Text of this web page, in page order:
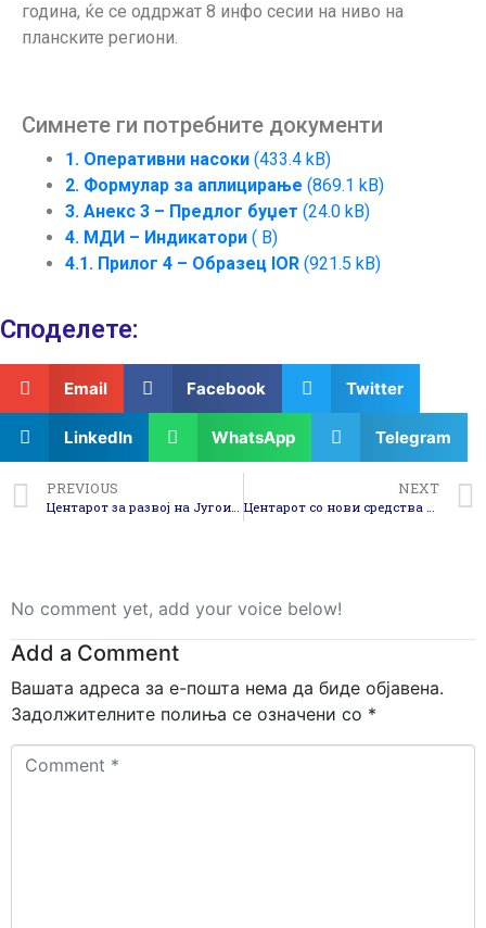
година, ќе се оддржат 8 инфо сесии на ниво на
планските региони.
Симнете ги потребните документи
1. Оперативни насоки (433.4 kB)
2. Формулар за аплицирање (869.1 kB)
3. Анекс 3 – Предлог буџет (24.0 kB)
4. МДИ – Индикатори ( B)
4.1. Прилог 4 – Образец IOR (921.5 kB)
Споделeте:
Email Facebook Twitter
LinkedIn WhatsApp Telegram
PREVIOUS
Центарот за развој на Југоисточниот плански регион домаќин на дводневен состанок за размена на експертиза на тема биодиверзитет
NEXT
Центарот со нови средства за 2021 година за санација на полски патишта
No comment yet, add your voice below!
Add a Comment
Вашата адреса за е-пошта нема да биде објавена.
Задолжителните полиња се означени со *
Comment